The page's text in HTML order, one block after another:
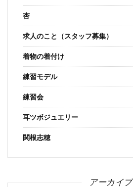
杏
求人のこと（スタッフ募集）
着物の着付け
練習モデル
練習会
耳ツボジュエリー
関根志穂
アーカイブ